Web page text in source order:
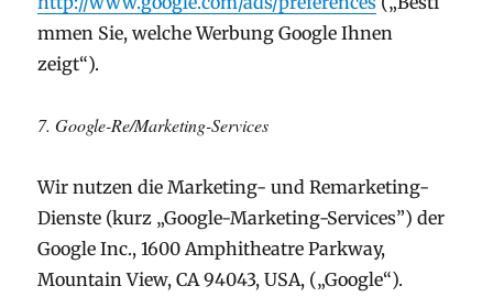
mmen Sie, welche Werbung Google Ihnen
zeigt“).
7. Google-Re/Marketing-Services
Wir nutzen die Marketing- und Remarketing-
Dienste (kurz „Google-Marketing-Services”) der
Google Inc., 1600 Amphitheatre Parkway,
Mountain View, CA 94043, USA, („Google“).